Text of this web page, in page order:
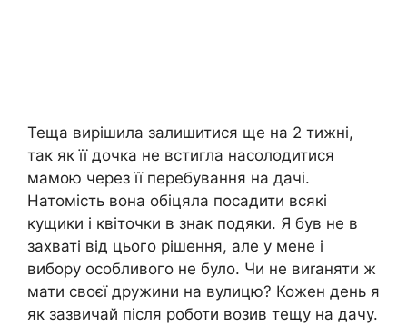
Теща вирішила залишитися ще на 2 тижні,
так як її дочка не встигла насолодитися
мамою через її перебування на дачі.
Натомість вона обіцяла посадити всякі
кущики і квіточки в знак подяки. Я був не в
захваті від цього рішення, але у мене і
вибору особливого не було. Чи не виrаняти ж
мати своєї дружини на вулицю? Кожен день я
як зазвичай після роботи возив тещу на дачу.